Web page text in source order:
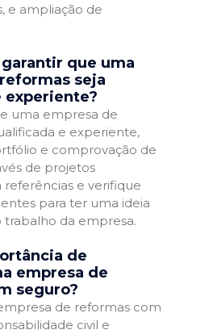
e ampliação de
que uma
seja
experiente?
uma empresa de
e experiente,
e comprovação de
de projetos
referências e verifique
para ter uma ideia
trabalho da empresa.
de
empresa de
seguro?
de reformas com
civil e